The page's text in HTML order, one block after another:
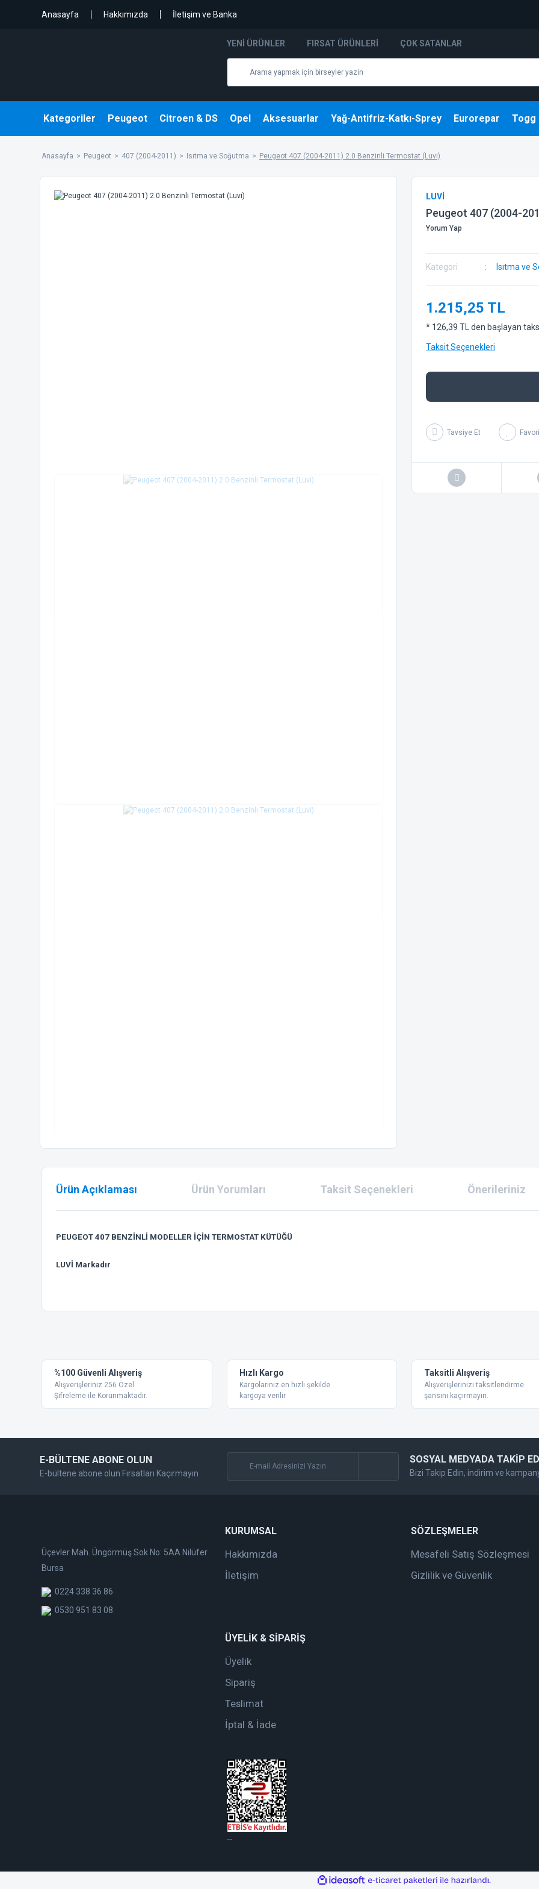
Anasayfa Hakkımızda İletişim ve Banka
YENI ÜRÜNLER FIRSAT ÜRÜNLERI ÇOK SATANLAR
Kategoriler Peugeot Citroen & DS Opel Aksesuarlar Yağ-Antifriz-Katkı-Sprey Eurorepar Togg
Anasayfa Peugeot 407 (2004-2011) Isıtma ve Soğutma Peugeot 407 (2004-2011) 2.0 Benzinli Termostat (Luvi)
LUVİ
Peugeot 407 (2004-
Yorum Yap
Kategori Isıtma ve
1.215,25 TL
* 126,39 TL den başlayan
Taksit Seçenekleri
Tavsiye Et
Ürün Açıklaması Ürün Yorumları Taksit Seçenekleri Önerileriniz
PEUGEOT 407 BENZİNLİ MODELLER İÇİN TERMOSTAT KÜTÜĞÜ
LUVİ Markadır
Ürün resmi kalitesiz, bozuk veya görüntülenemiyor.
Ürün açıklamasında eksik bilgiler bulunuyor.
Ürün bilgilerinde hatalar bulunuyor.
Ürün fiyatı diğer sitelerden daha pahalı.
%100 Güvenli Alışveriş
Alışverişleriniz 256 Özel
Şifreleme ile Korunmaktadır.
Hızlı Kargo
Kargolarınız en hızlı şekilde
kargoya verilir
Taksitli Alışveriş
Alışverişlerinizi taksitlendirme
şansını kaçırmayın.
E-BÜLTENE ABONE OLUN
E-bültene abone olun Fırsatları Kaçırmayın
SOSYAL MEDYADA TAKİP
Bizi Takip Edin, indirim ve
Üçevler Mah. Üngörmüş Sok No: 5AA Nilüfer
Bursa
0224 338 36 86
0530 951 83 08
KURUMSAL
Hakkımızda
İletişim
SÖZLEŞMELER
Mesafeli Satış Sözleşmesi
Gizlilik ve Güvenlik
ÜYELİK & SİPARİŞ
Üyelik
Sipariş
Teslimat
İptal & İade
ideasoft
e-